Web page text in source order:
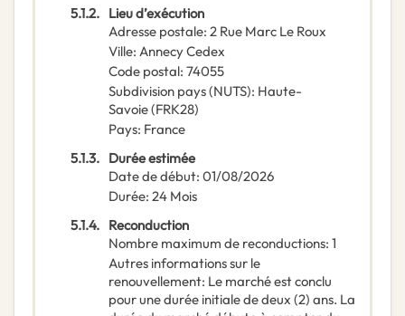
5.1.2. Lieu d’exécution
Adresse postale: 2 Rue Marc Le Roux
Ville: Annecy Cedex
Code postal: 74055
Subdivision pays (NUTS): Haute-
Savoie(FRK28)
Pays: France
5.1.3. Durée estimée
Date de début: 01/08/2026
Durée: 24 Mois
5.1.4. Reconduction
Nombre maximum de reconductions: 1
Autres informations sur le
renouvellement: Le marché est conclu
pour une durée initiale de deux (2) ans. La